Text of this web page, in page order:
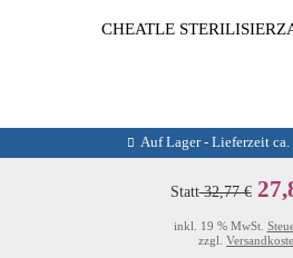
CHEATLE
Auf Lager - Lieferzeit ca.
Statt32,77 €
inkl. 19 % MwSt.
zzgl.